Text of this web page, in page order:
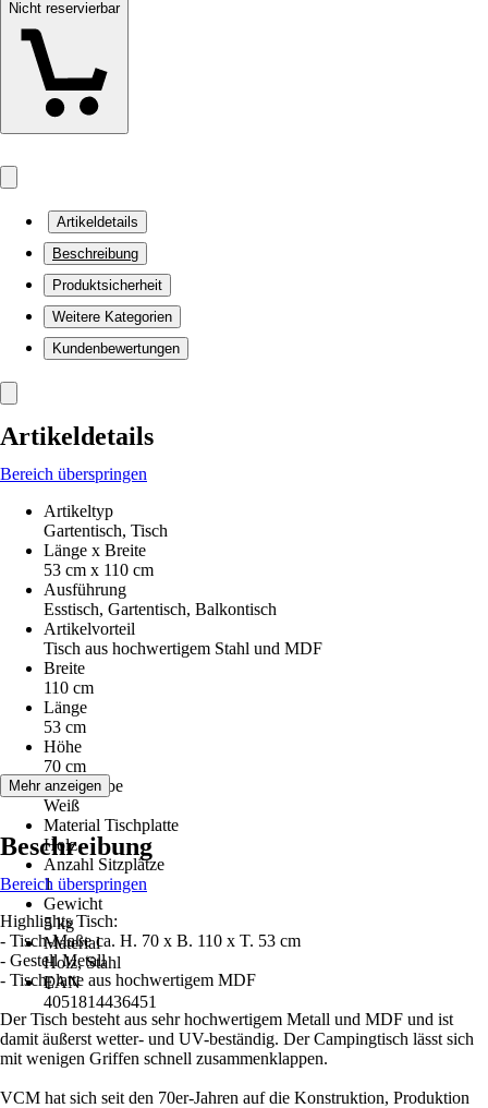
Nicht reservierbar
Artikeldetails
Beschreibung
Produktsicherheit
Weitere Kategorien
Kundenbewertungen
Artikeldetails
Bereich überspringen
Artikeltyp
Gartentisch, Tisch
Länge x Breite
53 cm x 110 cm
Ausführung
Esstisch, Gartentisch, Balkontisch
Artikelvorteil
Tisch aus hochwertigem Stahl und MDF
Breite
110 cm
Länge
53 cm
Höhe
70 cm
Grundfarbe
Weiß
Material Tischplatte
Holz
Anzahl Sitzplätze
1
Gewicht
5 kg
Material
Holz, Stahl
EAN
4051814436451
Mehr anzeigen
Beschreibung
Bereich überspringen
Highlights Tisch:
- Tisch-Maße ca. H. 70 x B. 110 x T. 53 cm
- Gestell Metall
- Tischplatte aus hochwertigem MDF
Der Tisch besteht aus sehr hochwertigem Metall und MDF und ist
damit äußerst wetter- und UV-beständig. Der Campingtisch lässt sich
mit wenigen Griffen schnell zusammenklappen.
VCM hat sich seit den 70er-Jahren auf die Konstruktion, Produktion